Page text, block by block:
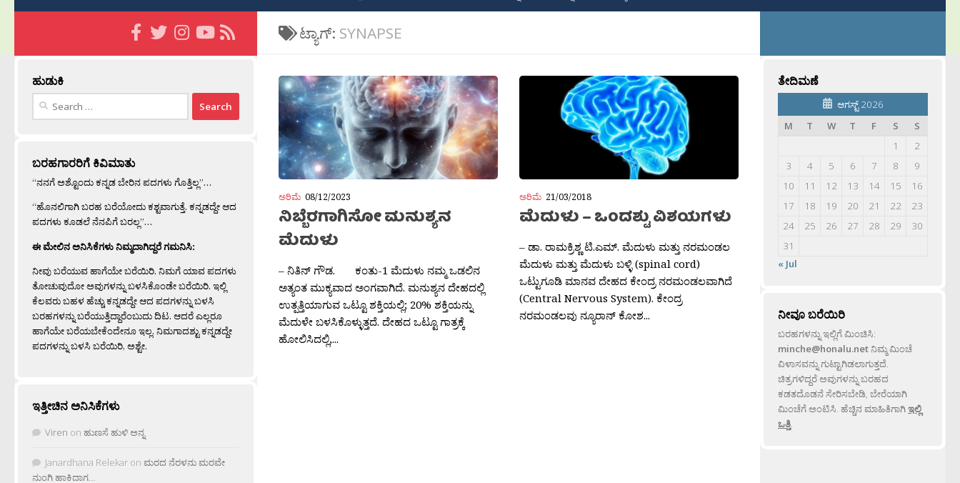
ಟ್ಯಾಗ್: SYNAPSE
ಅರಿಮೆ 08/12/2023
ನಿಬ್ಬೆರಗಾಗಿಸೋ ಮನುಶ್ಯನ
ಮೆದುಳು
– ನಿತಿನ್ ಗೌಡ. ಕಂತು-1 ಮೆದುಳು ನಮ್ಮ ಒಡಲಿನ
ಅತ್ಯಂತ ಮುಕ್ಯವಾದ ಅಂಗವಾಗಿದೆ. ಮನುಶ್ಯನ ದೇಹದಲ್ಲಿ
ಉತ್ಪತ್ತಿಯಾಗುವ ಒಟ್ಟೂ ಶಕ್ತಿಯಲ್ಲಿ; 20% ಶಕ್ತಿಯನ್ನು
ಮೆದುಳೇ ಬಳಸಿಕೊಳ್ಳುತ್ತದೆ. ದೇಹದ ಒಟ್ಟೂ ಗಾತ್ರಕ್ಕೆ
ಹೋಲಿಸಿದಲ್ಲಿ,...
ಅರಿಮೆ 21/03/2018
ಮೆದುಳು – ಒಂದಶ್ಟು ವಿಶಯಗಳು
– ಡಾ. ರಾಮಕ್ರಿಶ್ಣ ಟಿ.ಎಮ್. ಮೆದುಳು ಮತ್ತು ನರಮಂಡಲ
ಮೆದುಳು ಮತ್ತು ಮೆದುಳು ಬಳ್ಳಿ (spinal cord)
ಒಟ್ಟುಗೂಡಿ ಮಾನವ ದೇಹದ ಕೇಂದ್ರ ನರಮಂಡಲವಾಗಿದೆ
(Central Nervous System). ಕೇಂದ್ರ
ನರಮಂಡಲವು ನ್ಯೂರಾನ್ ಕೋಶ...
ಹುಡುಕಿ
Search
ಬರಹಗಾರರಿಗೆ ಕಿವಿಮಾತು
“ನನಗೆ ಅಶ್ಟೊಂದು ಕನ್ನಡ ಬೇರಿನ ಪದಗಳು ಗೊತ್ತಿಲ್ಲ”…
“ಹೊನಲಿಗಾಗಿ ಬರಹ ಬರೆಯೋದು ಕಶ್ಟವಾಗುತ್ತೆ. ಕನ್ನಡದ್ದೇ ಆದ
ಪದಗಳು ಕೂಡಲೆ ನೆನಪಿಗೆ ಬರಲ್ಲ”…
ಈ ಮೇಲಿನ ಅನಿಸಿಕೆಗಳು ನಿಮ್ಮದಾಗಿದ್ದರೆ ಗಮನಿಸಿ:
ನೀವು ಬರೆಯುವ ಹಾಗೆಯೇ ಬರೆಯಿರಿ. ನಿಮಗೆ ಯಾವ ಪದಗಳು
ತೋಚುವುದೋ ಅವುಗಳನ್ನು ಬಳಸಿಕೊಂಡೇ ಬರೆಯಿರಿ. ಇಲ್ಲಿ
ಕೆಲವರು ಬಹಳ ಹೆಚ್ಚು ಕನ್ನಡದ್ದೇ ಆದ ಪದಗಳನ್ನು ಬಳಸಿ
ಬರಹಗಳನ್ನು ಬರೆಯುತ್ತಿದ್ದಾರೆಂಬುದು ದಿಟ. ಆದರೆ ಎಲ್ಲರೂ
ಹಾಗೆಯೇ ಬರೆಯಬೇಕೆಂದೇನೂ ಇಲ್ಲ. ನಿಮಗಾದಶ್ಟು ಕನ್ನಡದ್ದೇ
ಪದಗಳನ್ನು ಬಳಸಿ ಬರೆಯಿರಿ, ಅಶ್ಟೇ.
ಇತ್ತೀಚಿನ ಅನಿಸಿಕೆಗಳು
Viren on ಹುಣಸೆ ಹುಳಿ ಅನ್ನ
Janardhana Relekar on ಮರದ ನೆರಳನು ಮರವೇ
ನುಂಗಿ ಹಾಕಿದಾಗ…
ತೇದಿಮಣೆ
ಆಗಸ್ಟ್ 2026
M
T W T F S
S
1
2
3
4 5 6 7 8
9
10
11 12 13 14 15
16
17
18 19 20 21 22
23
24
25 26 27 28 29
30
31
« Jul
ನೀವೂ ಬರೆಯಿರಿ
ಬರಹಗಳನ್ನು ಇಲ್ಲಿಗೆ ಮಿಂಚಿಸಿ:
minche@honalu.netನಿಮ್ಮ ಮಿಂಚೆ
ವಿಳಾಸವನ್ನು ಗುಟ್ಟಾಗಿಡಲಾಗುತ್ತದೆ.
ಚಿತ್ರಗಳಿದ್ದರೆ ಅವುಗಳನ್ನು ಬರಹದ
ಕಡತದೊಡನೆ ಸೇರಿಸಬೇಡಿ, ಬೇರೆಯಾಗಿ
ಮಿಂಚೆಗೆ ಅಂಟಿಸಿ. ಹೆಚ್ಚಿನ ಮಾಹಿತಿಗಾಗಿಇಲ್ಲಿ
ಒತ್ತಿ.